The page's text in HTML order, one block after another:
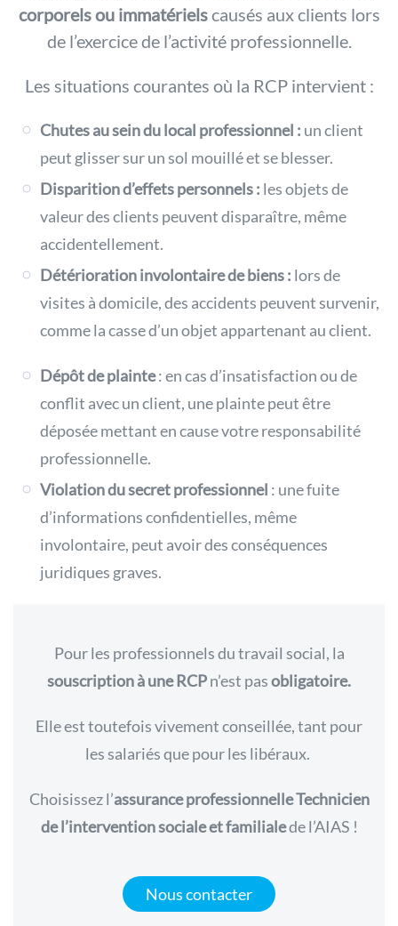
corporels ou immatérielscausés aux clients lors
de l’exercice de l’activité professionnelle.
Les situations courantes où la RCP intervient :
Chutes au sein du local professionnel : un client
peut glisser sur un sol mouillé et se blesser.
Disparition d’effets personnels : les objets de
valeur des clients peuvent disparaître, même
accidentellement.
Détérioration involontaire de biens : lors de
visites à domicile, des accidents peuvent survenir,
comme la casse d’un objet appartenant au client.
Dépôt de plainte: en cas d’insatisfaction ou de
conflit avec un client, une plainte peut être
déposée mettant en cause votre responsabilité
professionnelle.
Violation du secret professionnel : une fuite
d’informations confidentielles, même
involontaire, peut avoir des conséquences
juridiques graves.
Pour les professionnels du travail social, la
souscription à une RCPn’est pasobligatoire.
Elleest toutefois vivement conseillée, tant pour
les salariés que pour les libéraux.
Choisissez l’assurance professionnelle Technicien
de l’intervention sociale et familialede l’AIAS !
Nous contacter